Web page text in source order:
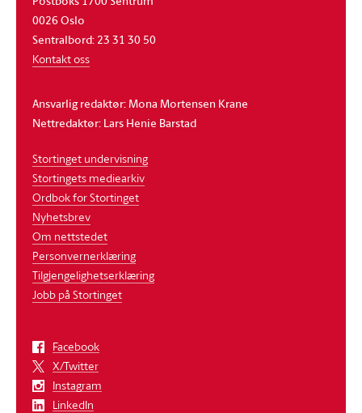
0026 Oslo
Sentralbord: 23 31 30 50
Kontakt oss
Ansvarlig redaktør: Mona Mortensen Krane
Nettredaktør: Lars Henie Barstad
Stortinget undervisning
Stortingets mediearkiv
Ordbok for Stortinget
Nyhetsbrev
Om nettstedet
Personvernerklæring
Tilgjengelighetserklæring
Jobb på Stortinget
Facebook
X/Twitter
Instagram
LinkedIn